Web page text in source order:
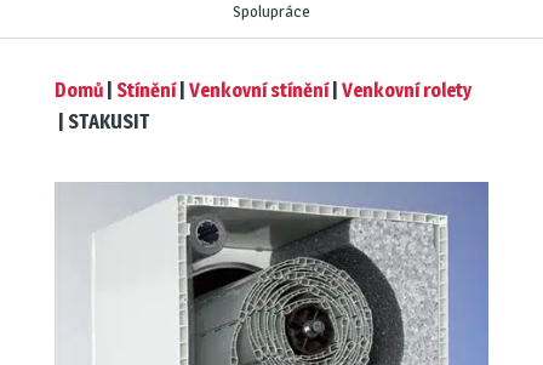
Spolupráce
Domů| Stínění| Venkovní stínění| Venkovní rolety
STAKUSIT